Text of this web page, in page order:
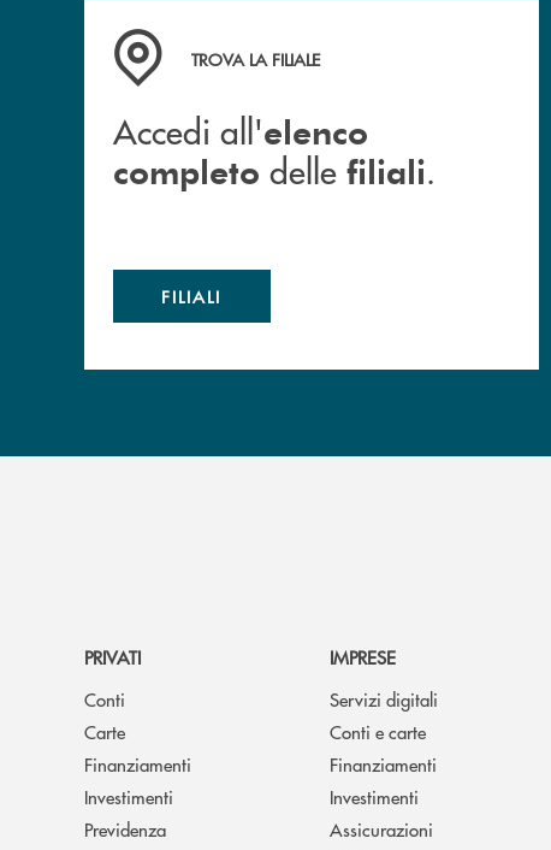
Accedi all' elenco completo delle filiali .
TROVA LA FILIALE
Accedi all'elenco
completo delle filiali.
FILIALI
PRIVATI
Conti
Carte
Finanziamenti
Investimenti
Previdenza
IMPRESE
Servizi digitali
Conti e carte
Finanziamenti
Investimenti
Assicurazioni